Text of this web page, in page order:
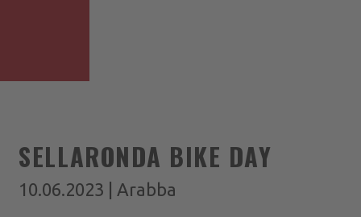
SELLARONDA BIKE DAY
10.06.2023 | Arabba